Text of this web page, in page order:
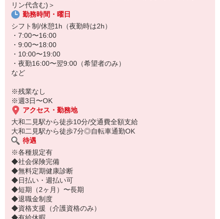
お手伝いが中心なので無資格・未経験の方も大歓迎！すぐに慣れて
活躍できます◎
まずはお気軽にご応募ください♪
≪日収例≫※初任者研修修了者の場合
時給1500円×実働8h＝1万2000円
リン代含む)＞
勤務時間・曜日
シフト制/休憩1h（夜勤時は2h）
・7:00〜16:00
・9:00〜18:00
・10:00〜19:00
・夜勤16:00〜翌9:00（希望者のみ）
など
※残業なし
※週3日〜OK
アクセス・勤務地
大和二見駅から徒歩10分/交通費全額支給
大和二見駅から徒歩7分◎自転車通勤OK
待遇
※各種規定有
◆社会保険完備
◆無料定期健康診断
◆日払い・週払い可
◆短期（2ヶ月）〜長期
◆退職金制度
◆資格支援（介護資格のみ）